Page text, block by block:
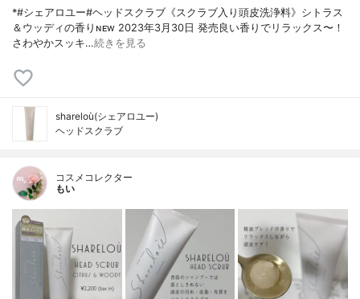
*#シェアロユー#ヘッドスクラブ《スクラブ入り頭皮洗浄料》シトラス
＆ウッディの香り⁡ɴᴇᴡ 2023年3月30日 発売⁡⁡良い香りでリラックス〜！
さわやかスッキ…続きを見る
shareloù(シェアロユー)
ヘッドスクラブ
コスメコレクター
もい